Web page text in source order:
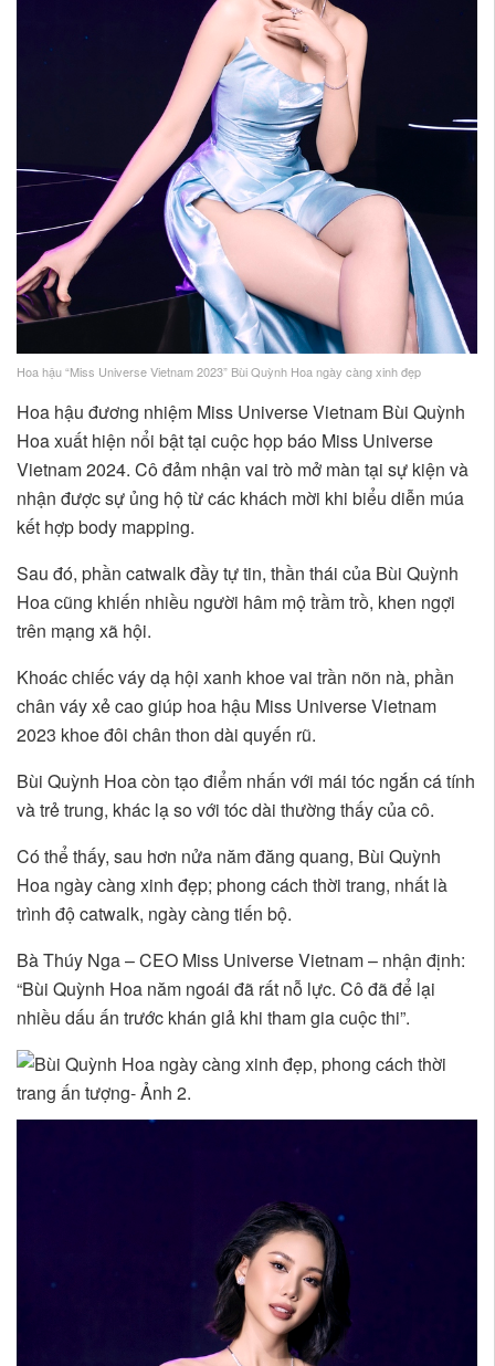
Hoa hậu “Miss Universe Vietnam 2023” Bùi Quỳnh Hoa ngày càng xinh đẹp
Hoa hậu đương nhiệm Miss Universe Vietnam Bùi Quỳnh
Hoa xuất hiện nổi bật tại cuộc họp báo Miss Universe
Vietnam 2024. Cô đảm nhận vai trò mở màn tại sự kiện và
nhận được sự ủng hộ từ các khách mời khi biểu diễn múa
kết hợp body mapping.
Sau đó, phần catwalk đầy tự tin, thần thái của Bùi Quỳnh
Hoa cũng khiến nhiều người hâm mộ trầm trồ, khen ngợi
trên mạng xã hội.
Khoác chiếc váy dạ hội xanh khoe vai trần nõn nà, phần
chân váy xẻ cao giúp hoa hậu Miss Universe Vietnam
2023 khoe đôi chân thon dài quyến rũ.
Bùi Quỳnh Hoa còn tạo điểm nhấn với mái tóc ngắn cá tính
và trẻ trung, khác lạ so với tóc dài thường thấy của cô.
Có thể thấy, sau hơn nửa năm đăng quang, Bùi Quỳnh
Hoa ngày càng xinh đẹp; phong cách thời trang, nhất là
trình độ catwalk, ngày càng tiến bộ.
Bà Thúy Nga – CEO Miss Universe Vietnam – nhận định:
“Bùi Quỳnh Hoa năm ngoái đã rất nỗ lực. Cô đã để lại
nhiều dấu ấn trước khán giả khi tham gia cuộc thi”.